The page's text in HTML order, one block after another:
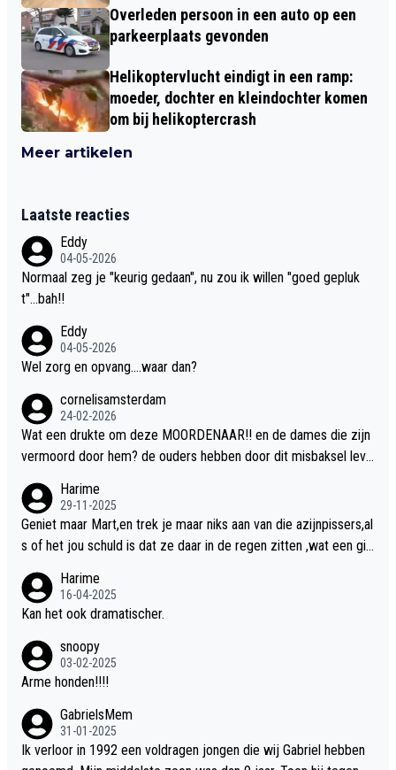
Overleden persoon in een auto op een
parkeerplaats gevonden
Helikoptervlucht eindigt in een ramp:
moeder, dochter en kleindochter komen
om bij helikoptercrash
Meer artikelen
Laatste reacties
Eddy
04-05-2026
Normaal zeg je "keurig gedaan", nu zou ik willen "goed gepluk
t"...bah!!
Eddy
04-05-2026
Wel zorg en opvang....waar dan?
cornelisamsterdam
24-02-2026
Wat een drukte om deze MOORDENAAR!! en de dames die zijn
vermoord door hem? de ouders hebben door dit misbaksel leve
t!!
Harime
29-11-2025
Geniet maar Mart,en trek je maar niks aan van die azijnpissers,al
s of het jou schuld is dat ze daar in de regen zitten ,wat een gill
Harime
16-04-2025
Kan het ook dramatischer.
snoopy
03-02-2025
Arme honden!!!!
GabrielsMem
31-01-2025
Ik verloor in 1992 een voldragen jongen die wij Gabriel hebben